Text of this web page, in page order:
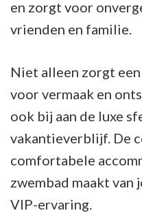
en zorgt voor
vrienden en familie.
Niet alleen zorgt
voor vermaak en
ook bij aan de luxe
vakantieverblijf. De
comfortabele
zwembad maakt van
VIP-ervaring.